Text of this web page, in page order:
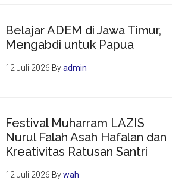
Belajar ADEM di Jawa Timur,
Mengabdi untuk Papua
12 Juli 2026 Byadmin
Festival Muharram LAZIS
Nurul Falah Asah Hafalan dan
Kreativitas Ratusan Santri
12 Juli 2026 Bywah